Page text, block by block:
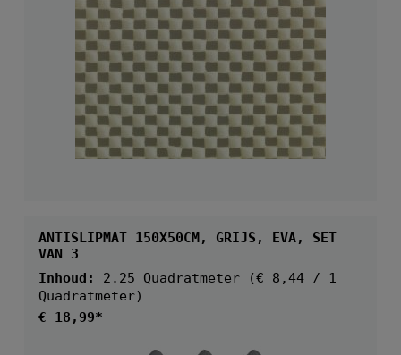
ANTISLIPMAT 150X50CM, GRIJS, EVA, SET
VAN 3
Inhoud: 2.25 Quadratmeter
(€ 8,44 / 1
Quadratmeter)
Normale prijs:
€ 18,99*